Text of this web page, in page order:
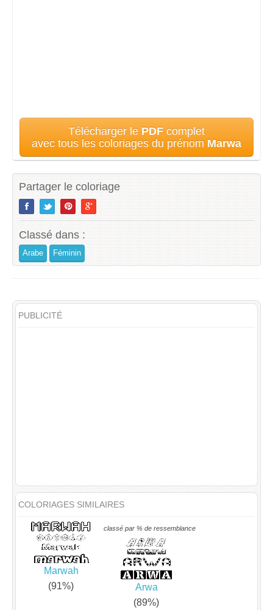
Télécharger le PDF complet
avec tous les coloriages du prénom Marwa
Partager le coloriage
Classé dans :
Arabe Féminin
PUBLICITÉ
COLORIAGES SIMILAIRES
classé par % de ressemblance
Marwah
(91%)
Arwa
(89%)